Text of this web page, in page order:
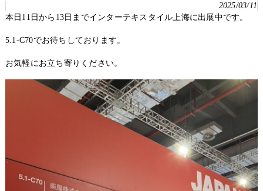
2025/03/11
本日11日から13日までインターテキスタイル上海に出展中です。
5.1-C70でお待ちしております。
お気軽にお立ち寄りください。